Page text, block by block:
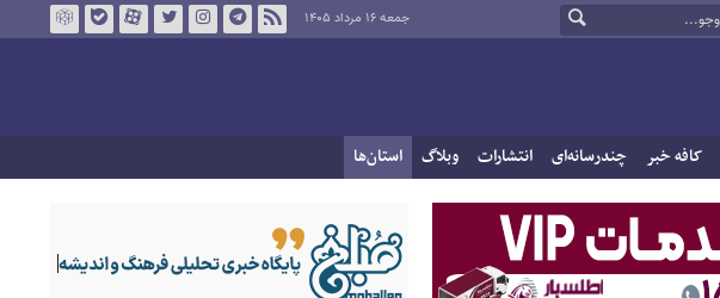
جمعه ۱۶ مرداد ۱۴۰۵
کافه خبر چندرسانه‌ای انتشارات وبلاگ استان‌ها